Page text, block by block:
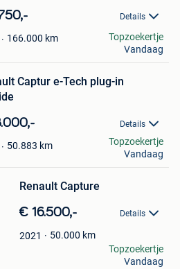
Details
166.000 km
Topzoekertje
Vandaag
Captur e-Tech plug-in
Details
50.883 km
Topzoekertje
Vandaag
Renault Capture
€ 16.500,- Details
2021 50.000 km
Topzoekertje
Vandaag